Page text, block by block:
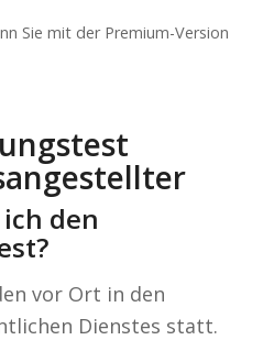
Sie mit der Premium-Version
den
vor Ort in den
Dienstes statt.